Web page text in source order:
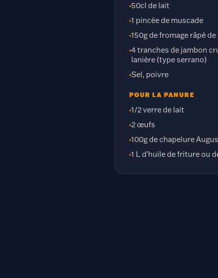
50cl de lait
1 pincée de muscade
150g de fromage râpé
4 tranches de jambon
lanière (type serrano)
Sel, poivre
POUR LA PANURE
1/2 verre de lait
2 œufs
100g de chapelure
1 L d'huile de friture ou